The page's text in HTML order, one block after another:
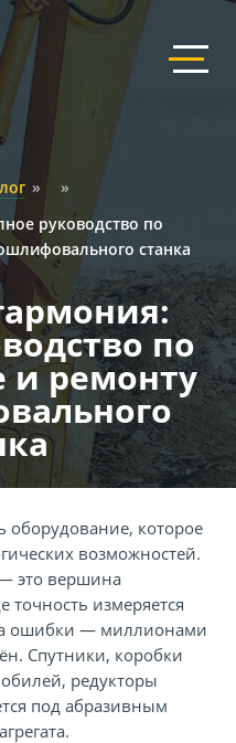
»
»
руководство по
станка
по
и ремонту
оборудование, которое
возможностей.
это вершина
точность измеряется
ошибки — миллионами
Спутники, коробки
редукторы
под абразивным